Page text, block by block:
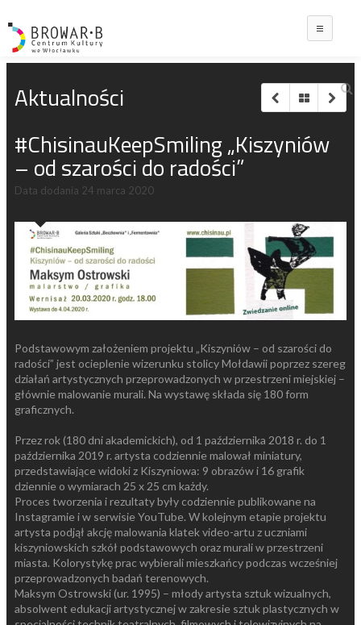
Aktualności
#ChisinauKeepSmiling „Kiszyniów
– od szarości do radości”
Data dodania 24 marca 2020
Podstawowym założeniem projektu „Kiszyniów – od szarości do
radości” jest ocieplenie wizerunku stolicy Mołdawii poprzez szereg
działań artystycznych przeprowadzonych w przestrzeni miejskiej –
głównie malowanie murali. Na wystawę składa się 180 form
graficznych.
Przez rok (180 dni akademickich), od 1 października 2018 r. do 1
października 2019 r. artysta codziennie malował miniatury,
przedstawiające widoki z Kiszyniowa: 9 obrazów i 16 grafik
dziennie o wymiarach 25 x 25 cm każdy.
Proces tworzenia i rezultaty były codziennie publikowane na
Instagramie i w serwisie YouTube. W kolejnym etapie projektu
artysta podjął akcję malowania klatek video-artu z uczniami
kiszyniowskich szkół podstawowych oraz murali w przestrzeni
miasta. Kolorystykę prac wybierali mieszkańcy podczas wcześniej
przeprowadzonych badań terenowych.
Maksym Ostrowski (ur. 1995) – młody artysta sztuk wizualnych,
absolwent edukacji artystycznej w zakresie sztuk plastycznych w